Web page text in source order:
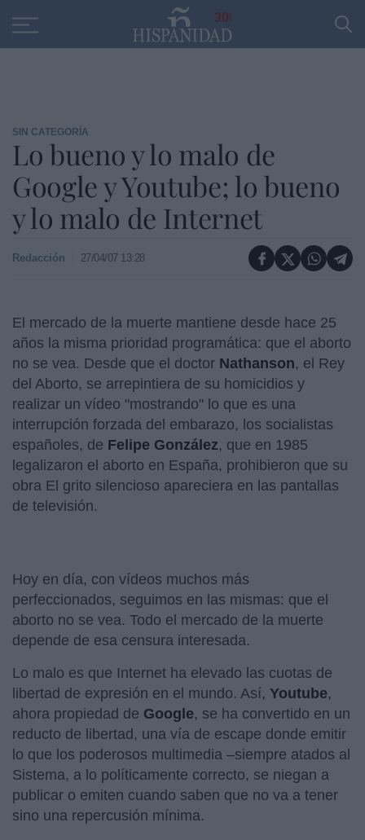
30
SIN CATEGORÍA
Lo bueno y lo malo de
Google y Youtube; lo bueno
y lo malo de Internet
Redacción 27/04/07 13:28
El mercado de la muerte mantiene desde hace 25
años la misma prioridad programática: que el aborto
no se vea. Desde que el doctor Nathanson, el Rey
del Aborto, se arrepintiera de su homicidios y
realizar un vídeo "mostrando" lo que es una
interrupción forzada del embarazo, los socialistas
españoles, de Felipe González, que en 1985
legalizaron el aborto en España, prohibieron que su
obra El grito silencioso apareciera en las pantallas
de televisión.
Hoy en día, con vídeos muchos más
perfeccionados, seguimos en las mismas: que el
aborto no se vea. Todo el mercado de la muerte
depende de esa censura interesada.
Lo malo es que Internet ha elevado las cuotas de
libertad de expresión en el mundo. Así, Youtube,
ahora propiedad de Google, se ha convertido en un
reducto de libertad, una vía de escape donde emitir
lo que los poderosos multimedia –siempre atados al
Sistema, a lo políticamente correcto, se niegan a
publicar o emiten cuando saben que no va a tener
sino una repercusión mínima.